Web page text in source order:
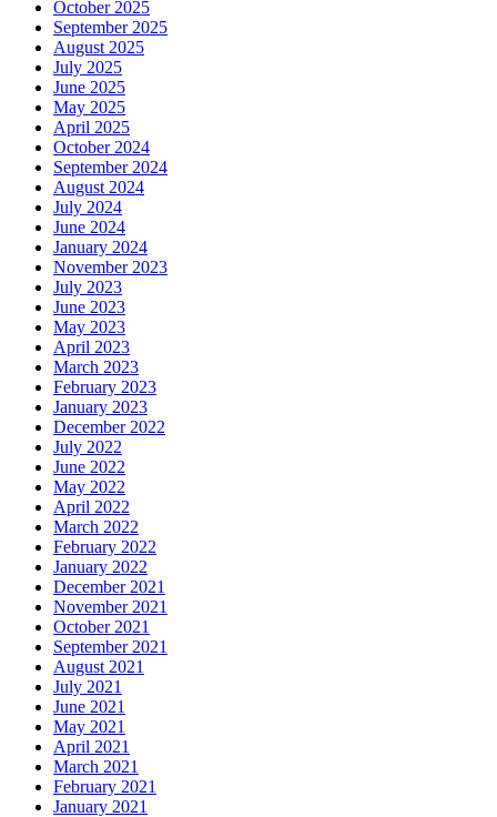
October 2025
September 2025
August 2025
July 2025
June 2025
May 2025
April 2025
October 2024
September 2024
August 2024
July 2024
June 2024
January 2024
November 2023
July 2023
June 2023
May 2023
April 2023
March 2023
February 2023
January 2023
December 2022
July 2022
June 2022
May 2022
April 2022
March 2022
February 2022
January 2022
December 2021
November 2021
October 2021
September 2021
August 2021
July 2021
June 2021
May 2021
April 2021
March 2021
February 2021
January 2021